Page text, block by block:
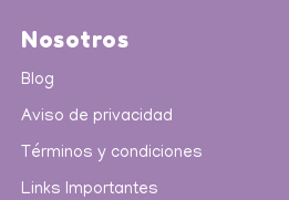
Nosotros
Blog
Aviso de privacidad
Términos y condiciones
Links Importantes